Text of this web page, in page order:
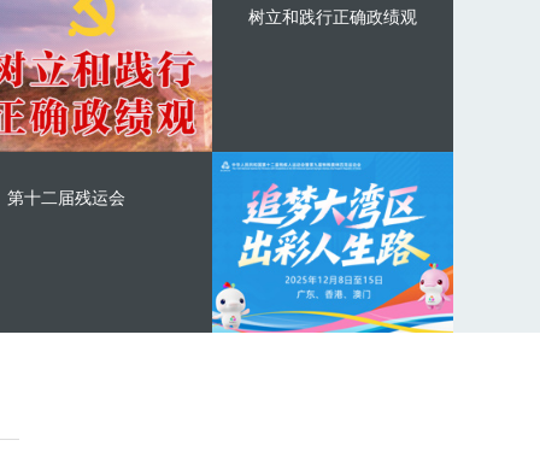
树立和践行正确政绩观
第十二届残运会